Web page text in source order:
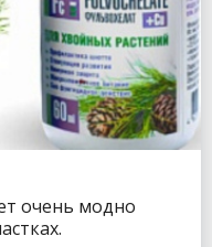
очень модно